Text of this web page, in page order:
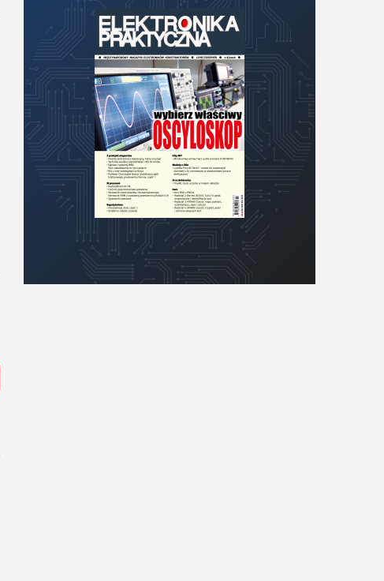
Narzędzia
Optoelektronika
PCB/Montaż
Podstawy elektroniki
Podzespoły bierne
Półprzewodniki
Pomiary i testy
Projektowanie
Raspberry Pi